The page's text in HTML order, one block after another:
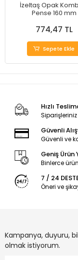
İzeltaş Opak
Pense 160 mm
774,47 TL
Sepete Ekle
Hızlı
Siparişleriniz
Güvenli
Güvenli ve
Geniş Ürün
Binlerce
7 / 24
Öneri ve
Kampanya, duyuru,
olmak istiyorum.